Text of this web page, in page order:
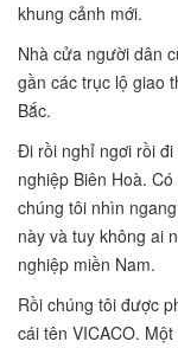
khung cảnh mới.
Nhà cửa người dân
gần các trục lộ giao
Bắc.
Đi rồi nghỉ ngơi rồi
nghiệp Biên Hoà.
chúng tôi nhìn
này và tuy không ai
nghiệp miền Nam.
Rồi chúng tôi được
cái tên VICACO.